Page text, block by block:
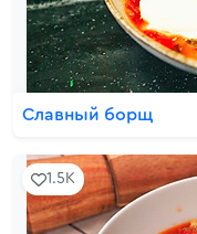
Славный борщ
1.5K